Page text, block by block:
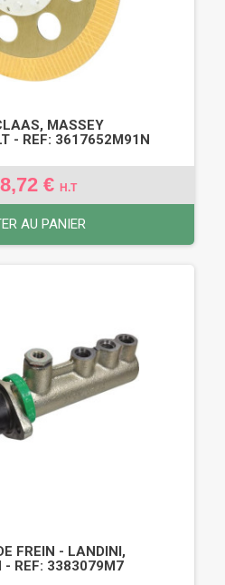
MASSEY
- REF: 3617652M91N
€ H.T
AU PANIER
FREIN - LANDINI,
- REF: 3383079M7